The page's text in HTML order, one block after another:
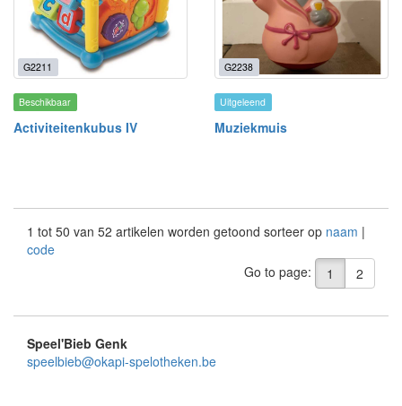
G2211
Beschikbaar
Activiteitenkubus IV
G2238
Uitgeleend
Muziekmuis
1 tot 50 van 52 artikelen worden getoond sorteer op naam |
code
Go to page:
1 2
Speel'Bieb Genk
speelbieb@okapi-spelotheken.be